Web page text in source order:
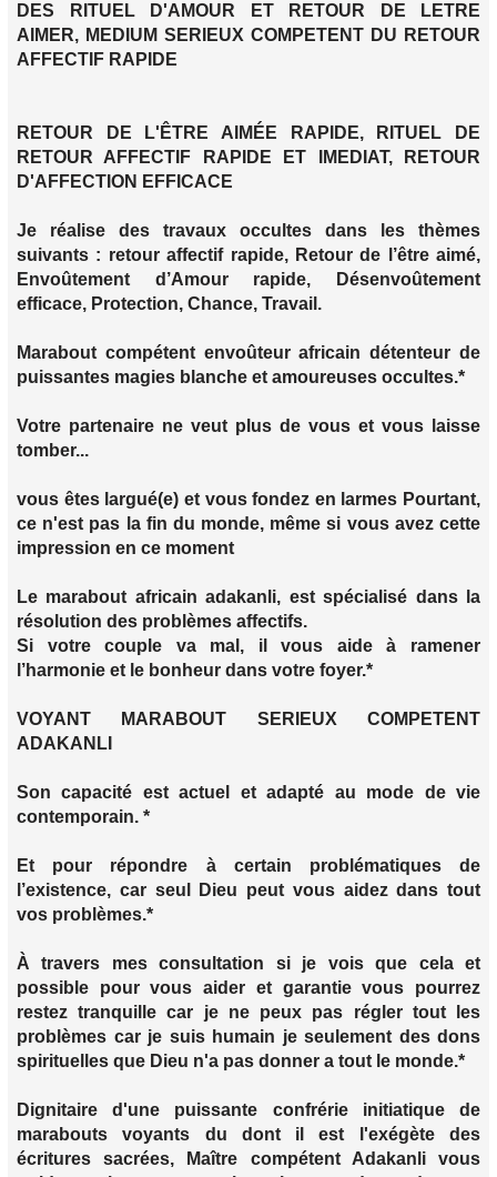
DES RITUEL D'AMOUR ET RETOUR DE LETRE
AIMER, MEDIUM SERIEUX COMPETENT DU RETOUR
AFFECTIF RAPIDE
RETOUR DE L'ÊTRE AIMÉE RAPIDE, RITUEL DE
RETOUR AFFECTIF RAPIDE ET IMEDIAT, RETOUR
D'AFFECTION EFFICACE
Je réalise des travaux occultes dans les thèmes
suivants : retour affectif rapide, Retour de l’être aimé,
Envoûtement d’Amour rapide, Désenvoûtement
efficace, Protection, Chance, Travail.
Marabout compétent envoûteur africain détenteur de
puissantes magies blanche et amoureuses occultes.*
Votre partenaire ne veut plus de vous et vous laisse
tomber...
vous êtes largué(e) et vous fondez en larmes Pourtant,
ce n'est pas la fin du monde, même si vous avez cette
impression en ce moment
Le marabout africain adakanli, est spécialisé dans la
résolution des problèmes affectifs.
Si votre couple va mal, il vous aide à ramener
l’harmonie et le bonheur dans votre foyer.*
VOYANT MARABOUT SERIEUX COMPETENT
ADAKANLI
Son capacité est actuel et adapté au mode de vie
contemporain. *
Et pour répondre à certain problématiques de
l’existence, car seul Dieu peut vous aidez dans tout
vos problèmes.*
À travers mes consultation si je vois que cela et
possible pour vous aider et garantie vous pourrez
restez tranquille car je ne peux pas régler tout les
problèmes car je suis humain je seulement des dons
spirituelles que Dieu n'a pas donner a tout le monde.*
Dignitaire d'une puissante confrérie initiatique de
marabouts voyants du dont il est l'exégète des
écritures sacrées, Maître compétent Adakanli vous